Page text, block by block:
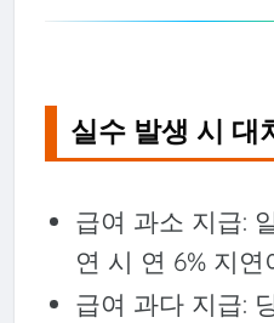
실수 발생 시 대
급여 과소 지급:
연 시 연 6% 지연
급여 과다 지급: